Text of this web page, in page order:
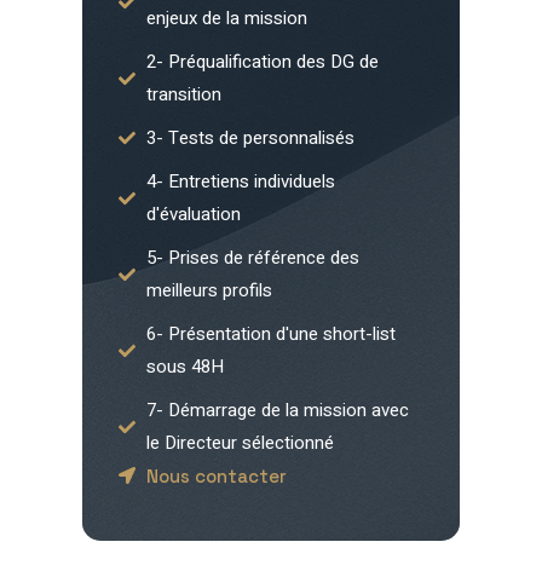
enjeux de la mission
2- Préqualification des DG de
transition
3- Tests de personnalisés
4- Entretiens individuels
d'évaluation
5- Prises de référence des
meilleurs profils
6- Présentation d'une short-list
sous 48H
7- Démarrage de la mission avec
le Directeur sélectionné
Nous contacter